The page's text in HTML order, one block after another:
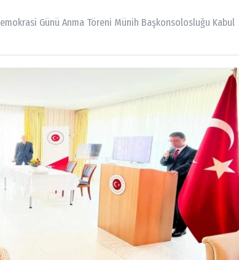
Günü Anma Töreni Münih Başkonsolosluğu Kabul